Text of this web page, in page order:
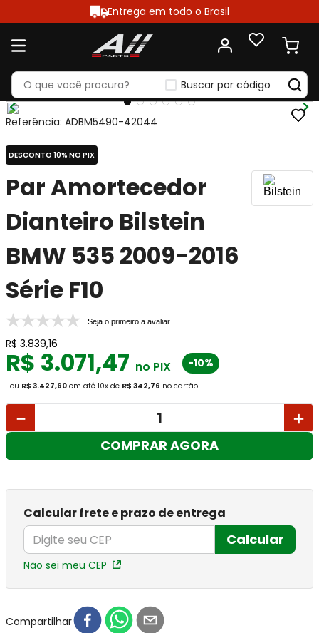
Entrega em todo o Brasil
Buscar por código
Referência: ADBM5490-42044
DESCONTO 10% NO PIX
Par Amortecedor
Dianteiro Bilstein
BMW 535 2009-2016
Série F10
Seja o primeiro a avaliar
R$ 3.839,16
R$ 3.071,47 no PIX -10%
ou R$ 3.427,60 em até 10x de R$ 342,76 no cartão
＋
－
COMPRAR AGORA
Calcular frete e prazo de entrega
Calcular
Não sei meu CEP
Compartilhar